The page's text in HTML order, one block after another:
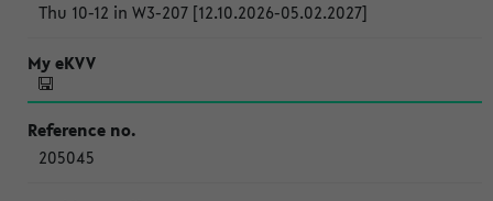
Thu 10-12 in W3-207 [12.10.2026-05.02.2027]
205045